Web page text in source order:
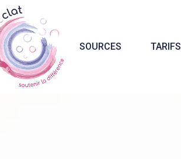
SOURCES TARIFS